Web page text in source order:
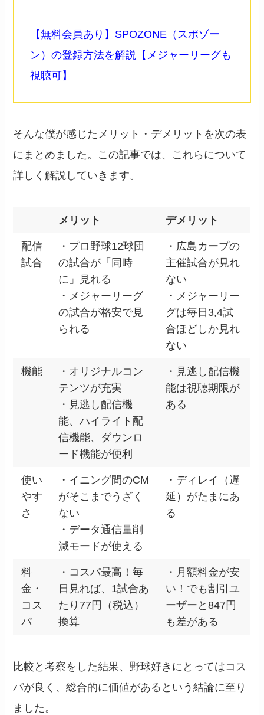
【無料会員あり】SPOZONE（スポゾー
ン）の登録方法を解説【メジャーリーグも
視聴可】
そんな僕が感じたメリット・デメリットを次の表
にまとめました。この記事では、これらについて
詳しく解説していきます。
メリット デメリット
配信
試合
・プロ野球12球団
の試合が「同時
に」見れる
・メジャーリーグ
の試合が格安で見
られる
・広島カープの
主催試合が見れ
ない
・メジャーリー
グは毎日3,4試
合ほどしか見れ
ない
機能
・オリジナルコン
テンツが充実
・見逃し配信機
能、ハイライト配
信機能、ダウンロ
ード機能が便利
・見逃し配信機
能は視聴期限が
ある
使い
やす
さ
・イニング間のCM
がそこまでうざく
ない
・データ通信量削
減モードが使える
・ディレイ（遅
延）がたまにあ
る
料
金・
コス
パ
・コスパ最高！毎
日見れば、1試合あ
たり77円（税込）
換算
・月額料金が安
い！でも割引ユ
ーザーと847円
も差がある
比較と考察をした結果、野球好きにとってはコス
パが良く、総合的に価値があるという結論に至り
ました。